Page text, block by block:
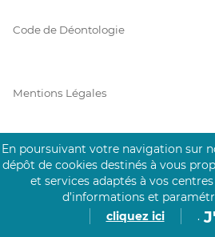
Code de Déontologie
Mentions Légales
Prérequis Click&Care
Protection des Données
En poursuivant votre navigation sur
dépôt de cookies destinés à vous
et services adaptés à vos centres
d’informations et
cliquez ici
.